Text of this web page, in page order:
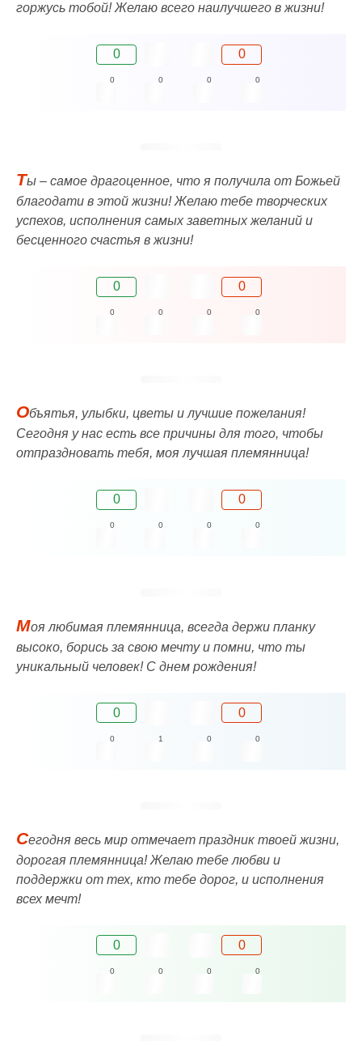
горжусь тобой! Желаю всего наилучшего в жизни!
0 0
0 0 0 0
Ты – самое драгоценное, что я получила от Божьей
благодати в этой жизни! Желаю тебе творческих
успехов, исполнения самых заветных желаний и
бесценного счастья в жизни!
0 0
0 0 0 0
Объятья, улыбки, цветы и лучшие пожелания!
Сегодня у нас есть все причины для того, чтобы
отпраздновать тебя, моя лучшая племянница!
0 0
0 0 0 0
Моя любимая племянница, всегда держи планку
высоко, борись за свою мечту и помни, что ты
уникальный человек! С днем ​​рождения!
0 0
0 1 0 0
Сегодня весь мир отмечает праздник твоей жизни,
дорогая племянница! Желаю тебе любви и
поддержки от тех, кто тебе дорог, и исполнения
всех мечт!
0 0
0 0 0 0